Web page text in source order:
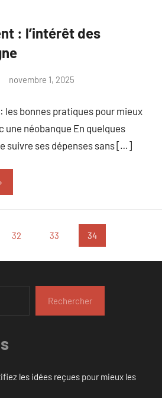
: l’intérêt des
novembre 1, 2025
les bonnes pratiques pour mieux
une néobanque En quelques
suivre ses dépenses sans […]
32 33 34
Rechercher
les idées reçues pour mieux les